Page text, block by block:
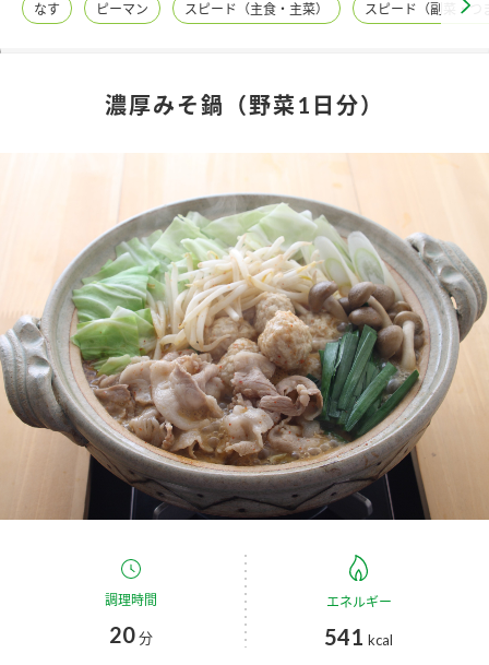
レシピ名特集
商品情報
商品カテゴリ
酢 調味酢
お酢ドリンク ぽん酢
みりん風・料理酒 鍋用調味料
たれ
スープ 中華
新商品一覧
キャンペーン情報
ブランド・スペシャルサイト
ブランド・スペシャルサイト トップ
商品ブランドサイト
Fibee（ファイビー）
くらしプラ酢
お酢ドリンク
企業情報
国内事業概要
企業理念
ミツカンを知る
環境への取り組み
なす ピーマン スピード（主食・主菜） スピード（副菜・つ
濃厚みそ鍋（野菜1日分）
調理時間
20分
エネルギー
541 kcal